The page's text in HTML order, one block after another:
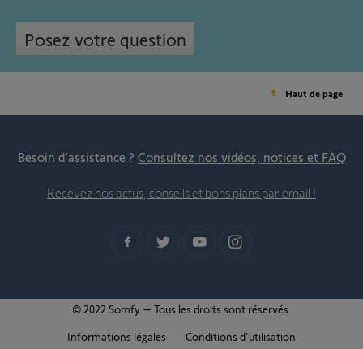
Posez votre question
Haut de page
Besoin d’assistance ? Consultez nos vidéos, notices et FAQ
Recevez nos actus, conseils et bons plans par email !
© 2022 Somfy – Tous les droits sont réservés.
Informations légales
Conditions d'utilisation